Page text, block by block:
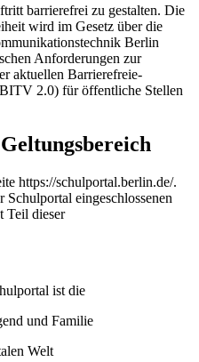
barrierefrei zu gestalten. Die
wird im Gesetz über die
Berlin
Anforderungen zur
aktuellen Barrierefreie-
2.0) für öffentliche Stellen
https://schulportal.berlin.de/.
eingeschlossenen
Teil dieser
ist die
und Familie
Welt